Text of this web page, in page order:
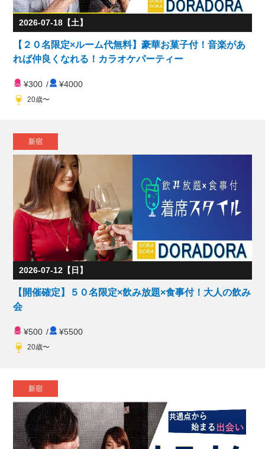
2026-07-18【土】
【２０名限定×ルーム代無料】豪華お菓子付！音楽があ
れば仲良くなれる！カラオケパーティー
¥300 / ¥4000
20歳〜
新宿
2026-07-12【日】
【開催確定】５０名限定×飲み放題×食事付！大人の飲み
会
¥500 / ¥5500
20歳〜
新宿